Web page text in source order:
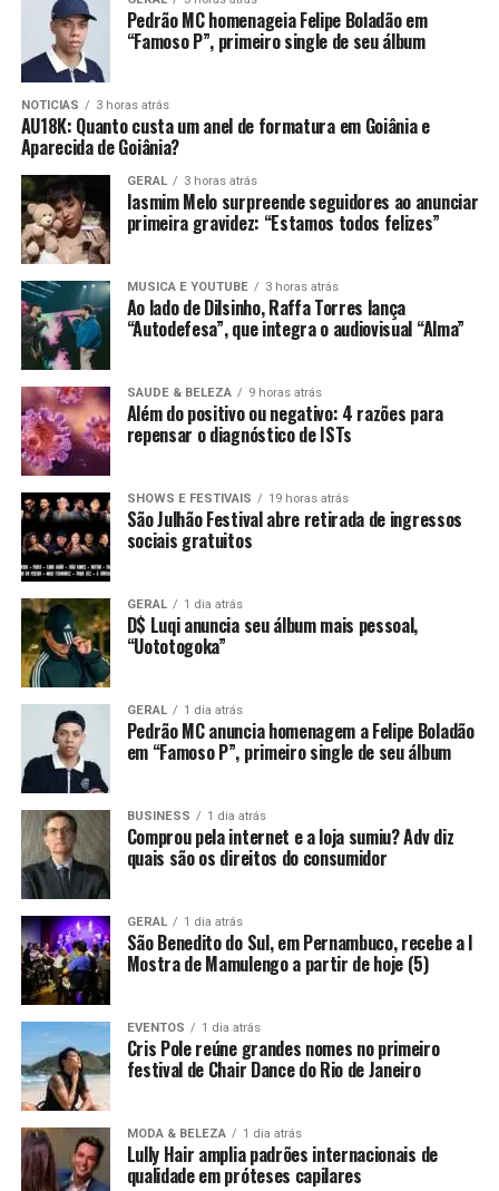
Pedrão MC homenageia Felipe Boladão em
“Famoso P”, primeiro single de seu álbum
NOTICIAS 3 horas atrás
AU18K: Quanto custa um anel de formatura em Goiânia e
Aparecida de Goiânia?
GERAL 3 horas atrás
Iasmim Melo surpreende seguidores ao anunciar
primeira gravidez: “Estamos todos felizes”
MUSICA E YOUTUBE 3 horas atrás
Ao lado de Dilsinho, Raffa Torres lança
“Autodefesa”, que integra o audiovisual “Alma”
SAUDE & BELEZA 9 horas atrás
Além do positivo ou negativo: 4 razões para
repensar o diagnóstico de ISTs
SHOWS E FESTIVAIS 19 horas atrás
São Julhão Festival abre retirada de ingressos
sociais gratuitos
GERAL 1 dia atrás
D$ Luqi anuncia seu álbum mais pessoal,
“Uototogoka”
GERAL 1 dia atrás
Pedrão MC anuncia homenagem a Felipe Boladão
em “Famoso P”, primeiro single de seu álbum
BUSINESS 1 dia atrás
Comprou pela internet e a loja sumiu? Adv diz
quais são os direitos do consumidor
GERAL 1 dia atrás
São Benedito do Sul, em Pernambuco, recebe a I
Mostra de Mamulengo a partir de hoje (5)
EVENTOS 1 dia atrás
Cris Pole reúne grandes nomes no primeiro
festival de Chair Dance do Rio de Janeiro
MODA & BELEZA 1 dia atrás
Lully Hair amplia padrões internacionais de
qualidade em próteses capilares